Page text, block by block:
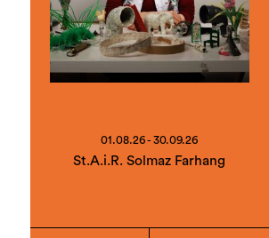
01.08.26 - 30.09.26
St.A.i.R. Solmaz Farhang